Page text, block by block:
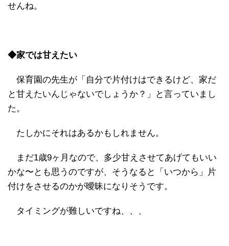
せんね。
◆家では甘えたい
保育園の先生が「自分で片付けはできるけど、家だ
と甘えたいんじゃないでしょうか？」と言っていまし
た。
たしかにそれはあるかもしれません。
まだ1歳9ヶ月なので、多少甘えさせてあげてもいい
かな〜とも思うのですが、そうなると「いつから」片
付けをさせるのかが曖昧になりそうです。
タイミングが難しいですね、、、